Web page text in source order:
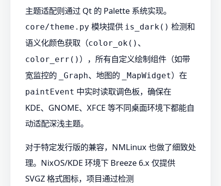
主题适配则通过 Qt 的 Palette 系统实现。
core/theme.py 模块提供 is_dark() 检测和
语义化颜色获取（color_ok() 、
color_err() ），所有自定义绘制组件（如带
宽监控的
_Graph、地图的 _MapWidget）在
paintEvent 中实时读取调色板，确保在
KDE、GNOME、XFCE 等不同桌面环境下都能自
动适配深浅主题。
对于特定发行版的兼容，NMLinux 也做了细致处
理。NixOS/KDE 环境下 Breeze 6.x 仅提供
SVGZ 格式图标，项目通过检测